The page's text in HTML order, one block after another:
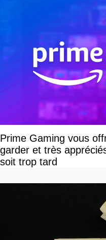
Prime Gaming vous
garder et très
soit trop tard